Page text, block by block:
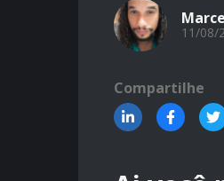
11/08/
Compartilhe